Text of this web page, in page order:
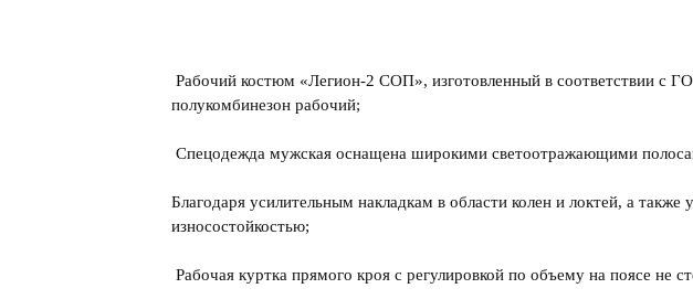
Рабочий костюм «Легион-2 СОП», изготовленный в соответствии с
полукомбинезон рабочий;
Спецодежда мужская оснащена широкими светоотражающими
Благодаря усилительным накладкам в области колен и локтей, а
износостойкостью;
Рабочая куртка прямого кроя с регулировкой по объему на поясе не